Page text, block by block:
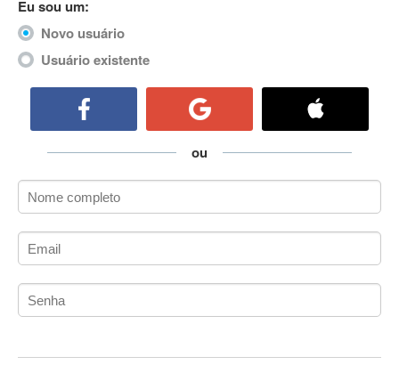
ActiveX
ActiveX Data Objects (ADO)
Ada
Adianti Framework
Administração
Administração Acadêmica
Administração de Artistas e Repertórios
Administração de Banco de Dados
Administração PostgreSQL
ADO.NET
ADO.NET Entity Framework
Eu sou um:
Novo usuário
Usuário existente
ou